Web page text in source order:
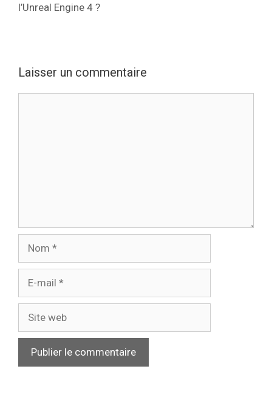
l’Unreal Engine 4 ?
Laisser un commentaire
mail
web